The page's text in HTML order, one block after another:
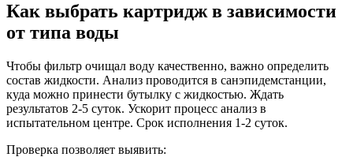
Как выбрать картридж в зависимости
от типа воды
Чтобы фильтр очищал воду качественно, важно определить
состав жидкости. Анализ проводится в санэпидемстанции,
куда можно принести бутылку с жидкостью. Ждать
результатов 2-5 суток. Ускорит процесс анализ в
испытательном центре. Срок исполнения 1-2 суток.
Проверка позволяет выявить: